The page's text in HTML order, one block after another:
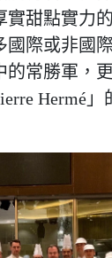
實甜點實力
國際或非國
的常勝軍，
Hermé